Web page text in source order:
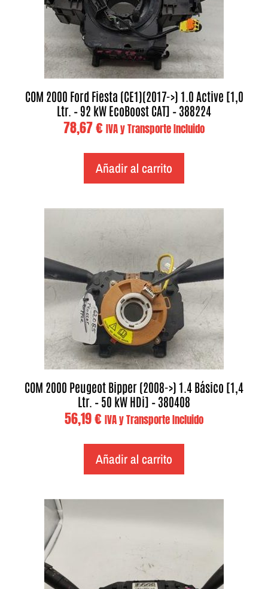
COM 2000 Ford Fiesta (CE1)(2017->) 1.0 Active [1,0
Ltr. – 92 kW EcoBoost CAT] – 388224
78,67€ IVA y Transporte Incluido
Añadir al carrito
COM 2000 Peugeot Bipper (2008->) 1.4 Básico [1,4
Ltr. – 50 kW HDi] – 380408
56,19€ IVA y Transporte Incluido
Añadir al carrito